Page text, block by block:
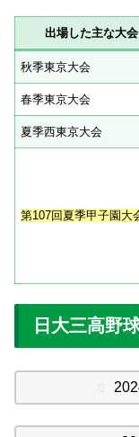
出場した主な大会
秋季東京大会
春季東京大会
夏季西東京大会
第107回夏季甲子園大
日大三高野